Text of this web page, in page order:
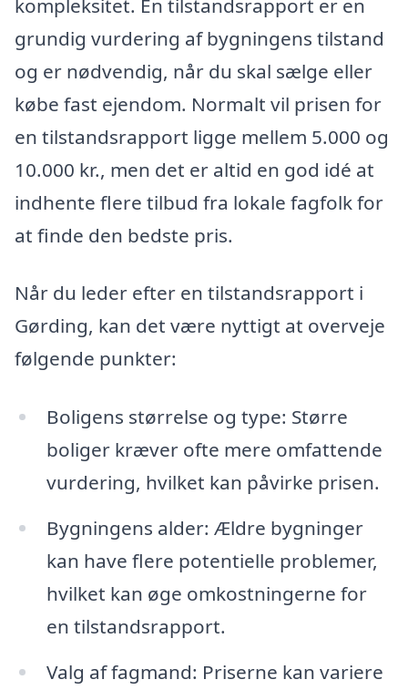
grundig vurdering af bygningens tilstand
og er nødvendig, når du skal sælge eller
købe fast ejendom. Normalt vil prisen for
en tilstandsrapport ligge mellem 5.000 og
10.000 kr., men det er altid en god idé at
indhente flere tilbud fra lokale fagfolk for
at finde den bedste pris.
Når du leder efter en tilstandsrapport i
Gørding, kan det være nyttigt at overveje
følgende punkter:
Boligens størrelse og type: Større
boliger kræver ofte mere omfattende
vurdering, hvilket kan påvirke prisen.
Bygningens alder: Ældre bygninger
kan have flere potentielle problemer,
hvilket kan øge omkostningerne for
en tilstandsrapport.
Valg af fagmand: Priserne kan variere